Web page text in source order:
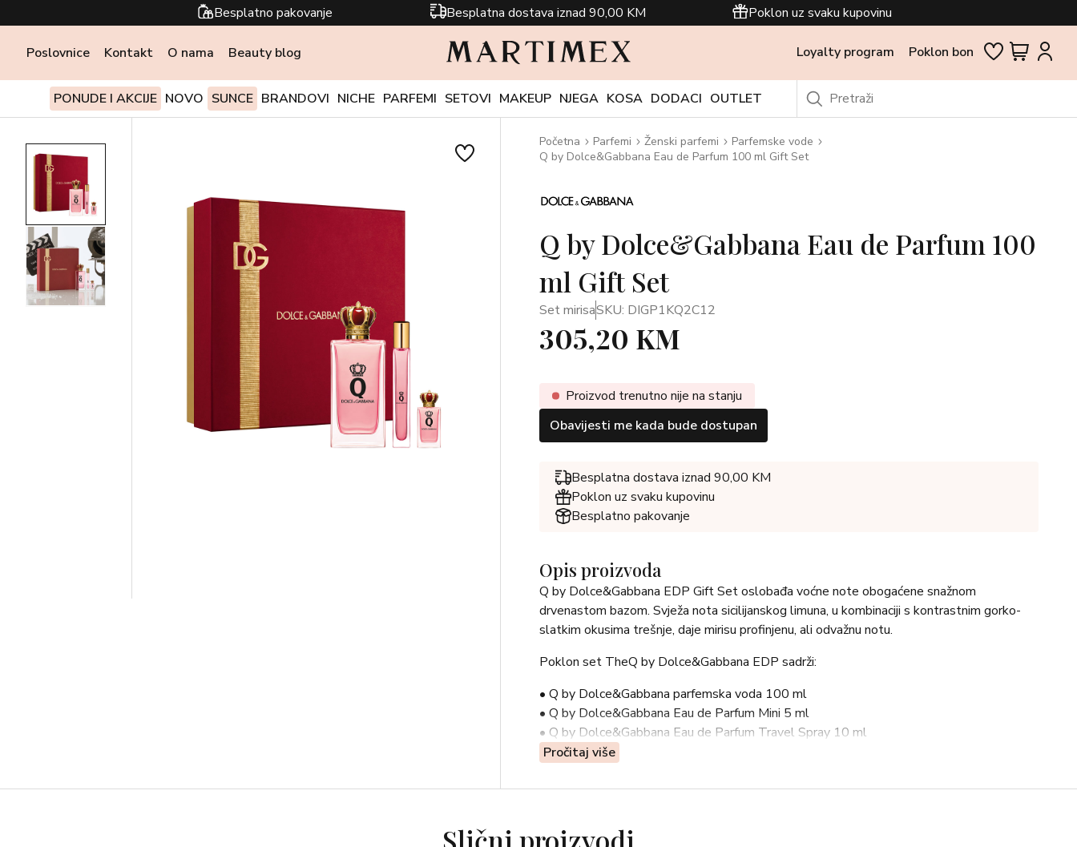
Besplatno pakovanje Besplatna dostava iznad 90,00 KM Poklon uz svaku kupovinu
Poslovnice Kontakt O nama Beauty blog Loyalty program Poklon bon
PONUDE I AKCIJE NOVO SUNCE BRANDOVI NICHE PARFEMI SETOVI MAKEUP NJEGA KOSA DODACI OUTLET
Početna Parfemi Ženski parfemi
Parfemske vode
Q by Dolce&Gabbana Eau de Parfum 100 ml Gift Set
Q by Dolce&Gabbana Eau de Parfum 100
ml Gift Set
Set mirisaSKU: DIGP1KQ2C12
305,20 KM
Proizvod trenutno nije na stanju
Obavijesti me kada bude dostupan
Besplatna dostava iznad 90,00 KM
Poklon uz svaku kupovinu
Besplatno pakovanje
Opis proizvoda
Q by Dolce&Gabbana EDP Gift Set oslobađa voćne note obogaćene snažnom
drvenastom bazom. Svježa nota sicilijanskog limuna, u kombinaciji s kontrastnim gorko-
slatkim okusima trešnje, daje mirisu profinjenu, ali odvažnu notu.
Poklon set TheQ by Dolce&Gabbana EDP sadrži:
• Q by Dolce&Gabbana parfemska voda 100 ml
• Q by Dolce&Gabbana Eau de Parfum Mini 5 ml
• Q by Dolce&Gabbana Eau de Parfum Travel Spray 10 ml
DIZAJN
Pročitaj više